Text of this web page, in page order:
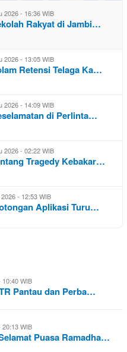
2026 - 16:36 WIB
Rakyat di Jambi…
2026 - 13:05 WIB
Retensi Telaga Ka…
2026 - 14:09 WIB
di Perlinta…
2026 - 02:22 WIB
Tragedy Kebakar…
- 12:53 WIB
Aplikasi Turu…
10:40 WIB
Pantau dan Perba…
20:13 WIB
Puasa Ramadha…